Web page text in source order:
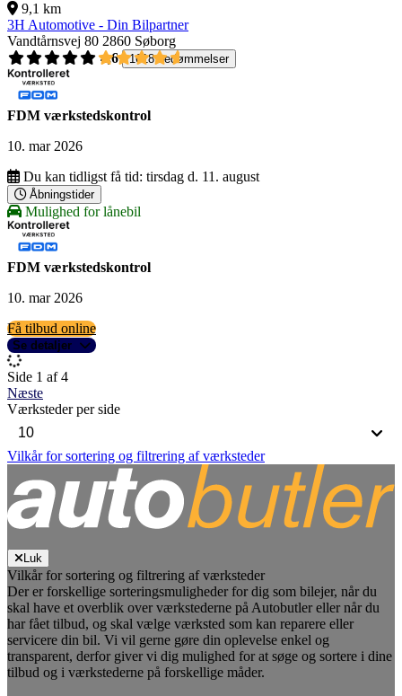
9,1 km
3H Automotive - Din Bilpartner
Vandtårnsvej 80 2860 Søborg
4,6
1618 bedømmelser
FDM værkstedskontrol
10. mar 2026
Du kan tidligst få tid: tirsdag d. 11. august
Åbningstider
Mulighed for lånebil
FDM værkstedskontrol
10. mar 2026
Få tilbud online
Se detaljer
Side 1 af 4
Næste
Værksteder per side
Vilkår for sortering og filtrering af værksteder
Luk
Vilkår for sortering og filtrering af værksteder
Der er forskellige sorteringsmuligheder for dig som bilejer, når du
skal have et overblik over værkstederne på Autobutler eller når du
har fået tilbud, og skal vælge værksted som kan reparere eller
servicere din bil. Vi vil gerne gøre din oplevelse enkel og
transparent, derfor giver vi dig mulighed for at søge og sortere i dine
tilbud og i værkstederne på forskellige måder.